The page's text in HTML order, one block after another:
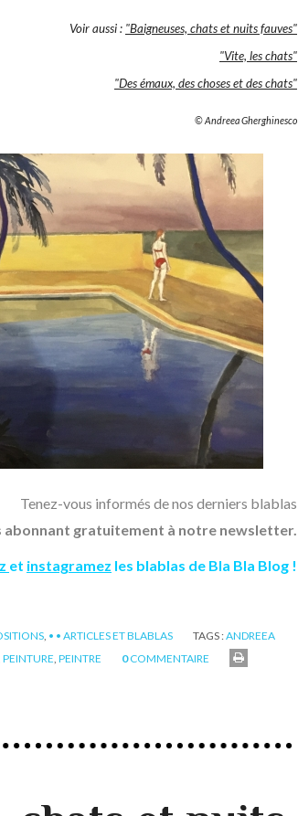
Voir aussi : "Baigneuses, chats et nuits fauves"
"Vite, les chats"
"Des émaux, des choses et des chats"
© Andreea Gherghinesco
Tenez-vous informés de nos derniers blablas
abonnant gratuitement à notre newsletter.
et instagramez les blablas de Bla Bla Blog !
, • • ARTICLES ET BLABLAS TAGS :ANDREEA
PEINTURE, PEINTRE 0 COMMENTAIRE